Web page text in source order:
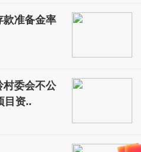
款准备金率
村委会不公
目资..